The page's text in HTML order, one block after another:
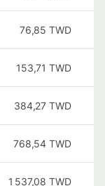
76,85 TWD
153,71 TWD
384,27 TWD
768,54 TWD
1 537,08 TWD